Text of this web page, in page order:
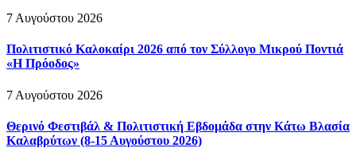
7 Αυγούστου 2026
Πολιτιστικό Καλοκαίρι 2026 από τον Σύλλογο Μικρού Ποντιά
«Η Πρόοδος»
7 Αυγούστου 2026
Θερινό Φεστιβάλ & Πολιτιστική Εβδομάδα στην Κάτω Βλασία
Καλαβρύτων (8-15 Αυγούστου 2026)